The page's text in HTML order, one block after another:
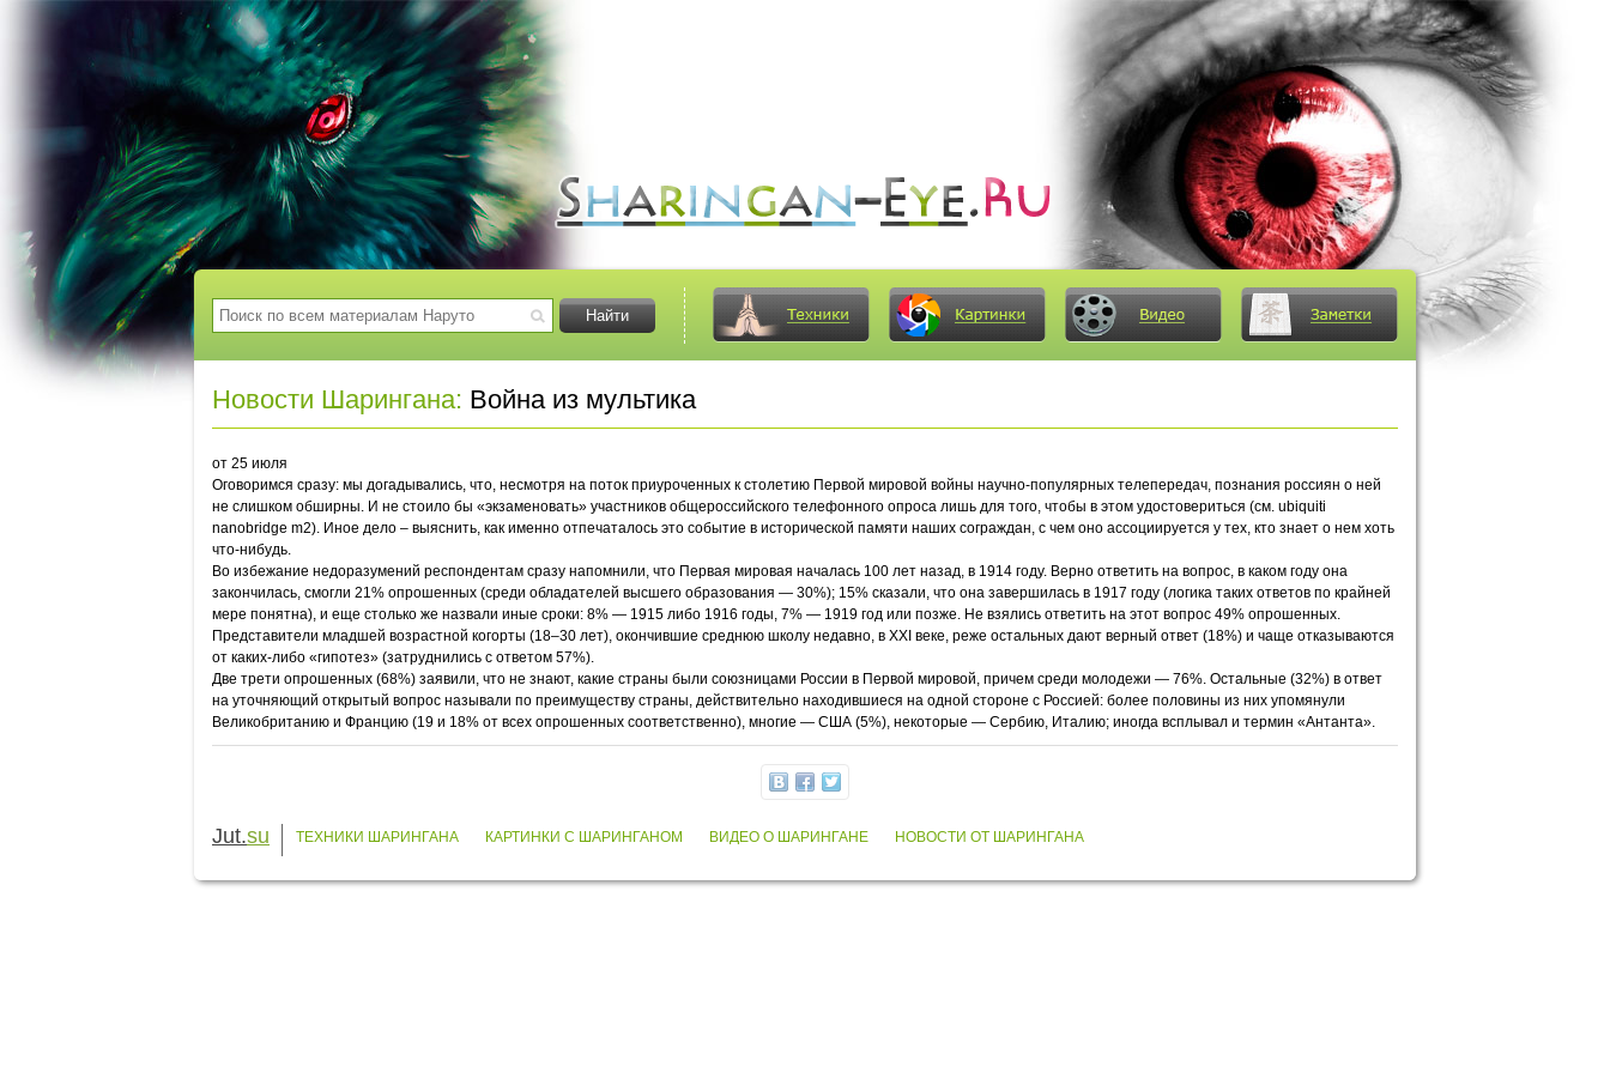
Новости Шарингана: Война из мультика
от 25 июля
Оговоримся сразу: мы догадывались, что, несмотря на поток приуроченных к столетию Первой мировой войны научно-популярных телепередач, познания россиян о ней
не слишком обширны. И не стоило бы «экзаменовать» участников общероссийского телефонного опроса лишь для того, чтобы в этом удостовериться (см. ubiquiti
nanobridge m2). Иное дело – выяснить, как именно отпечаталось это событие в исторической памяти наших сограждан, с чем оно ассоциируется у тех, кто знает о нем хоть
что-нибудь.
Во избежание недоразумений респондентам сразу напомнили, что Первая мировая началась 100 лет назад, в 1914 году. Верно ответить на вопрос, в каком году она
закончилась, смогли 21% опрошенных (среди обладателей высшего образования — 30%); 15% сказали, что она завершилась в 1917 году (логика таких ответов по крайней
мере понятна), и еще столько же назвали иные сроки: 8% — 1915 либо 1916 годы, 7% — 1919 год или позже. Не взялись ответить на этот вопрос 49% опрошенных.
Представители младшей возрастной когорты (18–30 лет), окончившие среднюю школу недавно, в XXI веке, реже остальных дают верный ответ (18%) и чаще отказываются
от каких-либо «гипотез» (затруднились с ответом 57%).
Две трети опрошенных (68%) заявили, что не знают, какие страны были союзницами России в Первой мировой, причем среди молодежи — 76%. Остальные (32%) в ответ
на уточняющий открытый вопрос называли по преимуществу страны, действительно находившиеся на одной стороне с Россией: более половины из них упомянули
Великобританию и Францию (19 и 18% от всех опрошенных соответственно), многие — США (5%), некоторые — Сербию, Италию; иногда всплывал и термин «Антанта».
Jut.su ТЕХНИКИ ШАРИНГАНА КАРТИНКИ С ШАРИНГАНОМ ВИДЕО О ШАРИНГАНЕ НОВОСТИ ОТ ШАРИНГАНА